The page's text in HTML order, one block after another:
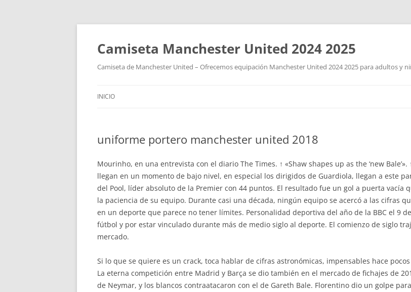
Camiseta Manchester United 2024 2025
Camiseta de Manchester United – Ofrecemos equipación Manchester United 2024 2025 para adultos y
INICIO
uniforme portero manchester united 2018
Mourinho, en una entrevista con el diario The Times. ↑ «Shaw shapes up as the ‘new
llegan en un momento de bajo nivel, en especial los dirigidos de Guardiola, llegan a este
del Pool, líder absoluto de la Premier con 44 puntos. El resultado fue un gol a puerta vacía
la paciencia de su equipo. Durante casi una década, ningún equipo se acercó a las cifras
en un deporte que parece no tener límites. Personalidad deportiva del año de la BBC el 9
fútbol y por estar vinculado durante más de medio siglo al deporte. El comienzo de siglo
mercado.
Si lo que se quiere es un crack, toca hablar de cifras astronómicas, impensables hace
La eterna competición entre Madrid y Barça se dio también en el mercado de fichajes de
de Neymar, y los blancos contraatacaron con el de Gareth Bale. Florentino dio un golpe